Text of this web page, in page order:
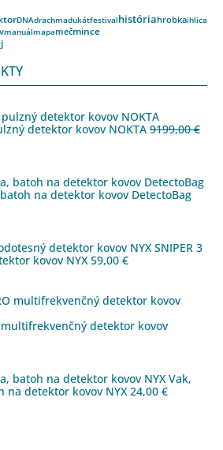
DNAdrachmadukátfestivalhistóriahrobkaihlica
manuálmapamečmince
detektor kovov NOKTA 9199,00€
na detektor kovov DetectoBag
SNIPER 3
kovov NYX 59,00 €
multifrekvenčný detektor kovov
Vak,
na detektor kovov NYX 24,00 €